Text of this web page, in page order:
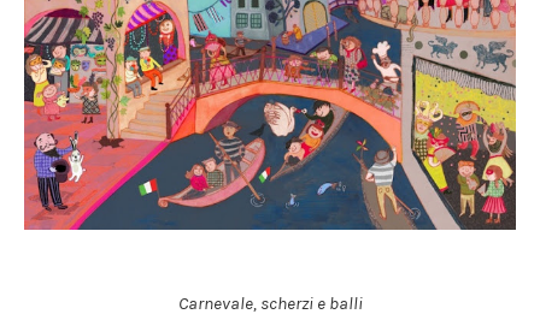
Carnevale, scherzi e balli